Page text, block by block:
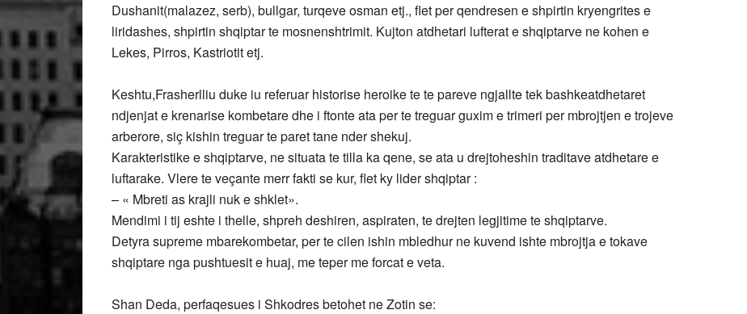
Dushanit(malazez, serb), bullgar, turqeve osman etj., flet per qendresen e shpirtin kryengrites e
liridashes, shpirtin shqiptar te mosnenshtrimit. Kujton atdhetari lufterat e shqiptarve ne kohen e
Lekes, Pirros, Kastriotit etj.
Keshtu,Frasherlliu duke iu referuar historise heroike te te pareve ngjallte tek bashkeatdhetaret
ndjenjat e krenarise kombetare dhe i ftonte ata per te treguar guxim e trimeri per mbrojtjen e trojeve
arberore, siç kishin treguar te paret tane nder shekuj.
Karakteristike e shqiptarve, ne situata te tilla ka qene, se ata u drejtoheshin traditave atdhetare e
luftarake. Vlere te veçante merr fakti se kur, flet ky lider shqiptar :
– « Mbreti as krajli nuk e shklet».
Mendimi i tij eshte i thelle, shpreh deshiren, aspiraten, te drejten legjitime te shqiptarve.
Detyra supreme mbarekombetar, per te cilen ishin mbledhur ne kuvend ishte mbrojtja e tokave
shqiptare nga pushtuesit e huaj, me teper me forcat e veta.
Shan Deda, perfaqesues i Shkodres betohet ne Zotin se: